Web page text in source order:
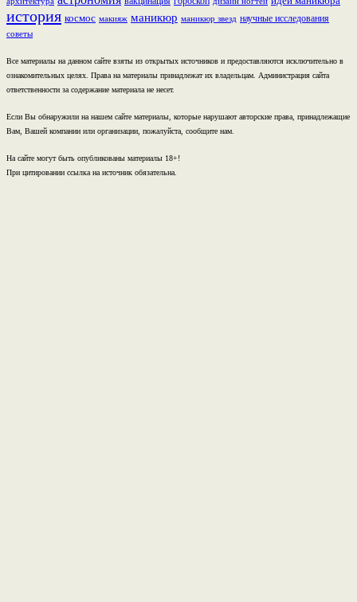
история космос макияж маникюр маникюр звезд научные исследования
советы
Все материалы на данном сайте взяты из открытых источников и предоставляются исключительно в
ознакомительных целях. Права на материалы принадлежат их владельцам. Администрация сайта
ответственности за содержание материала не несет.
Если Вы обнаружили на нашем сайте материалы, которые нарушают авторские права, принадлежащие
Вам, Вашей компании или организации, пожалуйста, сообщите нам.
На сайте могут быть опубликованы материалы 18+!
При цитировании ссылка на источник обязательна.